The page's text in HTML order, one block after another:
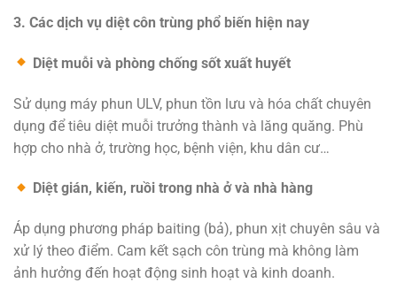
3. Các dịch vụ diệt côn trùng phổ biến hiện nay
Diệt muỗi và phòng chống sốt xuất huyết
Sử dụng máy phun ULV, phun tồn lưu và hóa chất chuyên
dụng để tiêu diệt muỗi trưởng thành và lăng quăng. Phù
hợp cho nhà ở, trường học, bệnh viện, khu dân cư…
Diệt gián, kiến, ruồi trong nhà ở và nhà hàng
Áp dụng phương pháp baiting (bả), phun xịt chuyên sâu và
xử lý theo điểm. Cam kết sạch côn trùng mà không làm
ảnh hưởng đến hoạt động sinh hoạt và kinh doanh.